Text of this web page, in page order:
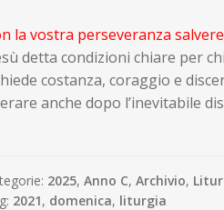
la vostra perseveranza
detta condizioni chiare per
costanza, coraggio e
anche dopo l’inevitabile
2025, Anno C, Archivio,
2021, domenica, liturgia